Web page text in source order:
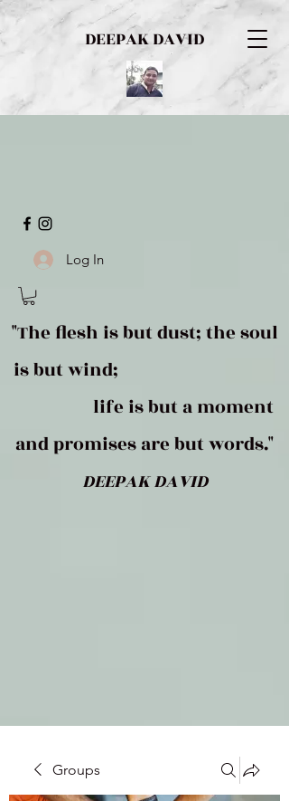
DEEPAK DAVID
Log In
"The flesh is but dust; the soul
is but wind;
life is but a moment
and promises are but words."
DEEPAK DAVID
Groups